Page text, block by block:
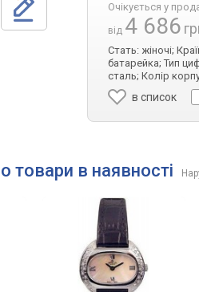
Очікується у
від 4 686
Стать: жіночі;
батарейка; Тип
сталь; Колір
в список
товари в наявності